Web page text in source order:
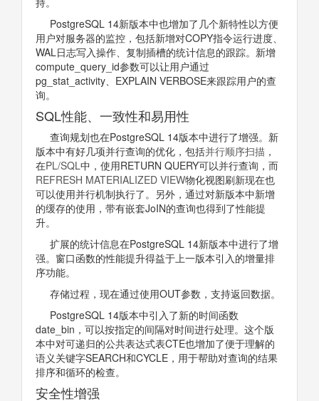
PostgreSQL 14新版本中也增加了几个新特性以方便
用户对服务器的监控，包括新增对COPY指令运行进度、
WAL日志写入操作、复制插槽的统计信息的跟踪。新增
compute_query_id参数可以让用户通过
pg_stat_activity、EXPLAIN VERBOSE来跟踪用户的查
询。
SQL性能、一致性和易用性
查询规划也在PostgreSQL 14版本中进行了增强。新
版本中有好几项并行查询的优化，包括并行顺序扫描 ，
在PL/SQL中，使用RETURN QUERY可以并行查询，而
REFRESH MATERIALIZED VIEW物化视图刷新现在也
可以使用并行机制执行了。另外，通过对新版本中新增
的缓存的使用，带有嵌套JoIN的查询也得到了性能提
升。
扩展的统计信息在PostgreSQL 14新版本中进行了增
强。窗口函数的性能提升得益于上一版本引入的增量排
序功能。
存储过程，现在通过使用OUT参数，支持返回数据。
PostgreSQL 14版本中引入了新的时间函数
date_bin，可以按指定的间隔对时间进行处理。这个版
本中对可递归的公共表达式表CTE也增加了便于理解的
语义关键字SEARCH和CYCLE，用于帮助对查询的结果
排序和循环的检查。
安全性增强